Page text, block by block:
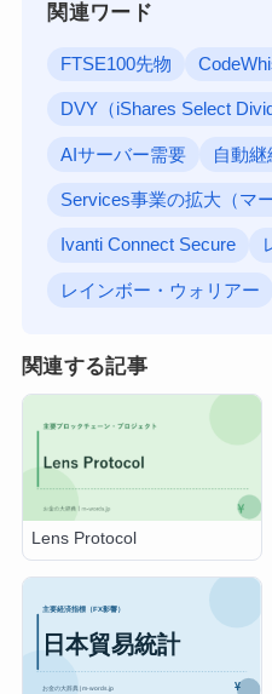
関連ワード
FTSE100先物
DVY（iShares Select
AIサーバー需要 自動継
Services事業の拡大（マ
Ivanti Connect Secure
レインボー・ウォリアー
関連する記事
Lens Protocol